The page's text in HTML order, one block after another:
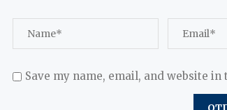
Save my name, email, and website